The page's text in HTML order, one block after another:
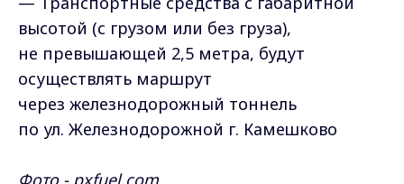
высотой (с грузом или без груза),
не превышающей 2,5 метра, будут
осуществлять маршрут
через железнодорожный тоннель
по ул. Железнодорожной г. Камешково
Фото - pxfuel.com